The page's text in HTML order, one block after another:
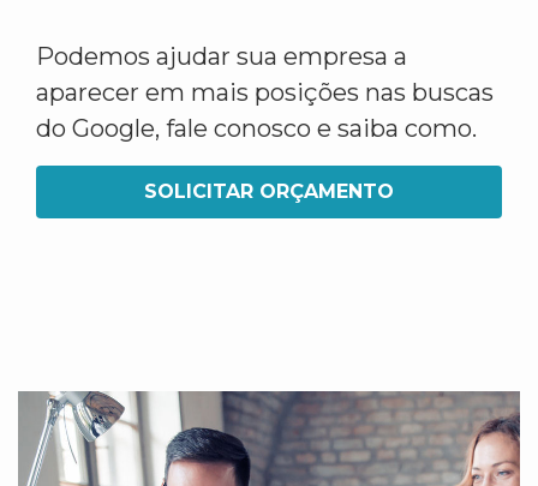
Podemos ajudar sua empresa a
aparecer em mais posições nas buscas
do Google, fale conosco e saiba como.
SOLICITAR ORÇAMENTO